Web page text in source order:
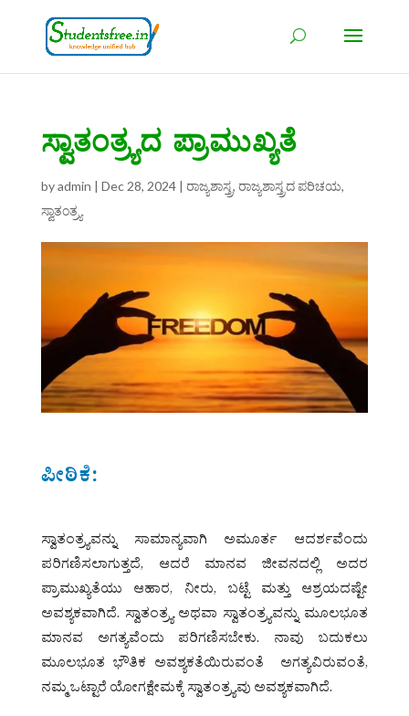
ಸ್ವಾತಂತ್ರ್ಯದ ಪ್ರಾಮುಖ್ಯತೆ
byadmin | Dec 28, 2024| ರಾಜ್ಯಶಾಸ್ತ್ರ, ರಾಜ್ಯಶಾಸ್ತ್ರದ ಪರಿಚಯ,
ಸ್ವಾತಂತ್ರ್ಯ
ಪೀಠಿಕೆ:
ಸ್ವಾತಂತ್ರ್ಯವನ್ನು ಸಾಮಾನ್ಯವಾಗಿ ಅಮೂರ್ತ ಆದರ್ಶವೆಂದು
ಪರಿಗಣಿಸಲಾಗುತ್ತದೆ, ಆದರೆ ಮಾನವ ಜೀವನದಲ್ಲಿ ಅದರ
ಪ್ರಾಮುಖ್ಯತೆಯು ಆಹಾರ, ನೀರು, ಬಟ್ಟೆ ಮತ್ತು ಆಶ್ರಯದಷ್ಟೇ
ಅವಶ್ಯಕವಾಗಿದೆ. ಸ್ವಾತಂತ್ರ್ಯ ಅಥವಾ ಸ್ವಾತಂತ್ರ್ಯವನ್ನು ಮೂಲಭೂತ
ಮಾನವ ಅಗತ್ಯವೆಂದು ಪರಿಗಣಿಸಬೇಕು. ನಾವು ಬದುಕಲು
ಮೂಲಭೂತ ಭೌತಿಕ ಅವಶ್ಯಕತೆಯಿರುವಂತೆ ಅಗತ್ಯವಿರುವಂತೆ,
ನಮ್ಮ ಒಟ್ಟಾರೆ ಯೋಗಕ್ಷೇಮಕ್ಕೆ ಸ್ವಾತಂತ್ರ್ಯವು ಅವಶ್ಯಕವಾಗಿದೆ.